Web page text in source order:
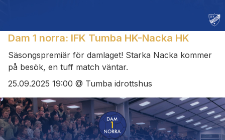
Dam 1 norra: IFK Tumba HK-Nacka HK
Säsongspremiär för damlaget! Starka Nacka kommer
på besök, en tuff match väntar.
25.09.2025 19:00 @ Tumba idrottshus